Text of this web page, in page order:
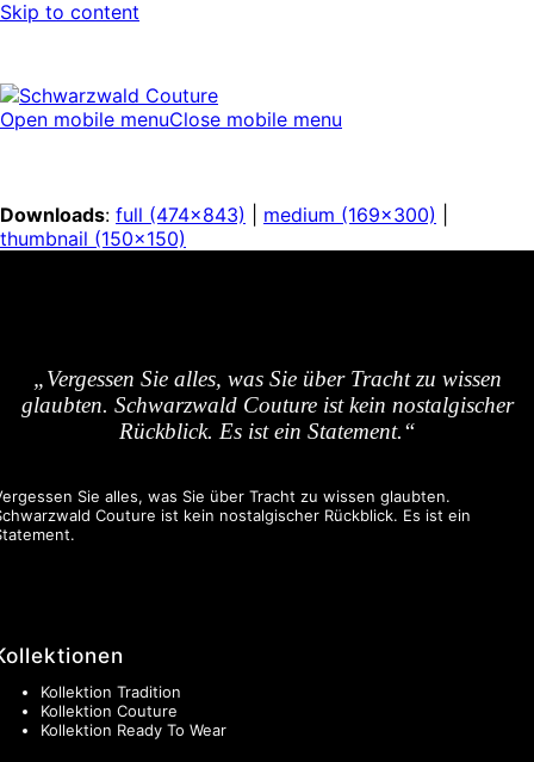
Skip to content
Open mobile menuClose mobile menu
Downloads: full (474x843) medium (169x300)
thumbnail (150x150)
„Vergessen Sie alles, was Sie über Tracht zu wissen
glaubten. Schwarzwald Couture ist kein nostalgischer
Rückblick. Es ist ein Statement.“
Sie alles, was Sie über Tracht zu wissen glaubten.
Couture ist kein nostalgischer Rückblick. Es ist ein
Kollektion Tradition
Kollektion Couture
Kollektion Ready To Wear